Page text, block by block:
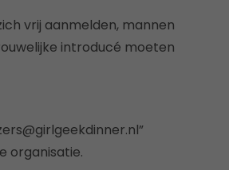
vrij aanmelden, mannen
introducé moeten
organisatie.